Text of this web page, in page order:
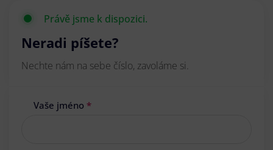
Právě jsme k dispozici.
Neradi píšete?
Nechte nám na sebe číslo, zavoláme si.
Vaše jméno *